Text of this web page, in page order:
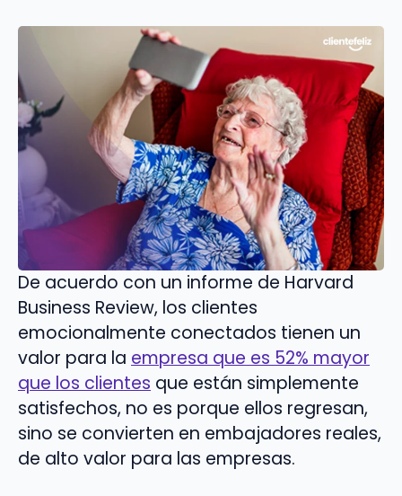
De acuerdo con un informe de Harvard
Business Review, los clientes
emocionalmente conectados tienen un
valor para la empresa que es 52% mayor
que los clientes que están simplemente
satisfechos, no es porque ellos regresan,
sino se convierten en embajadores reales,
de alto valor para las empresas.